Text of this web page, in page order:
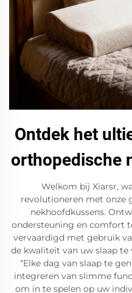
Ontdek het
orthopedische
Welkom bij Xiarsr,
revolutioneren met onze
nekhoofdkussens.
ondersteuning en comfort
vervaardigd met gebruik
de kwaliteit van uw slaap te
“Elke dag van slaap te
integreren van slimme
om in te spelen op uw